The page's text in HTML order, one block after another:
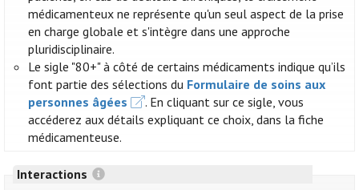
médicamenteux ne représente qu'un seul aspect de la prise
en charge globale et s'intègre dans une approche
pluridisciplinaire.
Le sigle "80+" à côté de certains médicaments indique qu’ils
font partie des sélections du Formulaire de soins aux
personnes âgées
. En cliquant sur ce sigle, vous
accéderez aux détails expliquant ce choix, dans la fiche
médicamenteuse.
Interactions